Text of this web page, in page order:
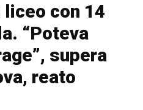
con 14
“Poteva
supera
reato